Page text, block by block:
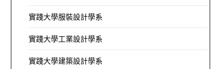
實踐大學服裝設計學系
實踐大學工業設計學系
實踐大學建築設計學系